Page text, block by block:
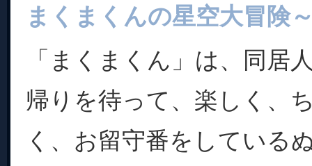
まくまくんの星空大冒険
「まくまくん」は、同居
帰りを待って、楽しく、
く、お留守番をしている